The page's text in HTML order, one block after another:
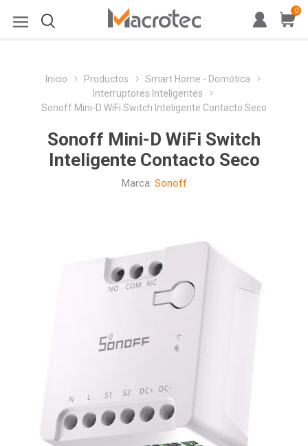
0
Inicio Productos
Smart Home - Domótica
Interruptores Inteligentes
Sonoff Mini-D WiFi Switch Inteligente Contacto Seco
Sonoff Mini-D WiFi Switch
Inteligente Contacto Seco
Marca: Sonoff